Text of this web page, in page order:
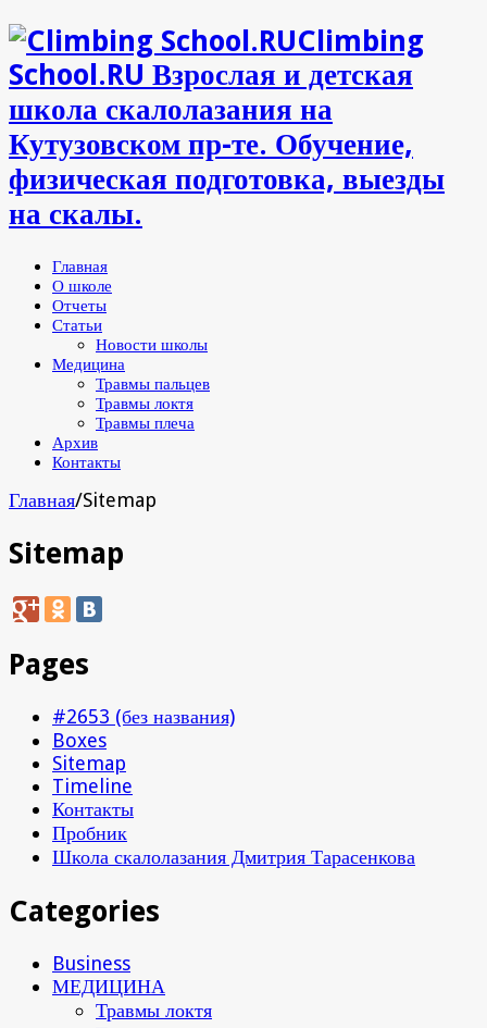
Climbing
School.RU Взрослая и детская
школа скалолазания на
Кутузовском пр-те. Обучение,
физическая подготовка, выезды
на скалы.
Главная
О школе
Отчеты
Статьи
Новости школы
Медицина
Травмы пальцев
Травмы локтя
Травмы плеча
Архив
Контакты
Главная/Sitemap
Sitemap
Pages
#2653 (без названия)
Boxes
Sitemap
Timeline
Контакты
Пробник
Школа скалолазания Дмитрия Тарасенкова
Categories
Business
МЕДИЦИНА
Травмы локтя